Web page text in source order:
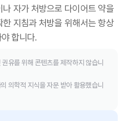
자가 처방으로 다이어트 약을
지침과 처방을 위해서는 항상
합니다.
유를 위해 콘텐츠를 제작하지 않습니
의학적 지식을 자문 받아 활용했습니